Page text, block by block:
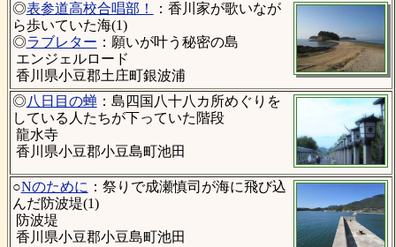
◎表参道高校合唱部！
：香川家が歌いなが
ら歩いていた海(1)
◎ラブレター ：願いが叶う秘密の島
エンジェルロード
香川県小豆郡土庄町銀波浦
◎八日目の蝉：島四国八十八カ所めぐりを
している人たちが下っていた階段
龍水寺
香川県小豆郡小豆島町池田
○Nのために ：祭りで成瀬慎司が海に飛び込
んだ防波堤(1)
防波堤
香川県小豆郡小豆島町池田